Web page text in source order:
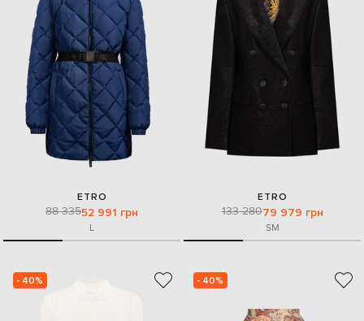
ETRO
88 33552 991 грн
L
ETRO
133 28079 979 грн
SM
- 40% - 40%